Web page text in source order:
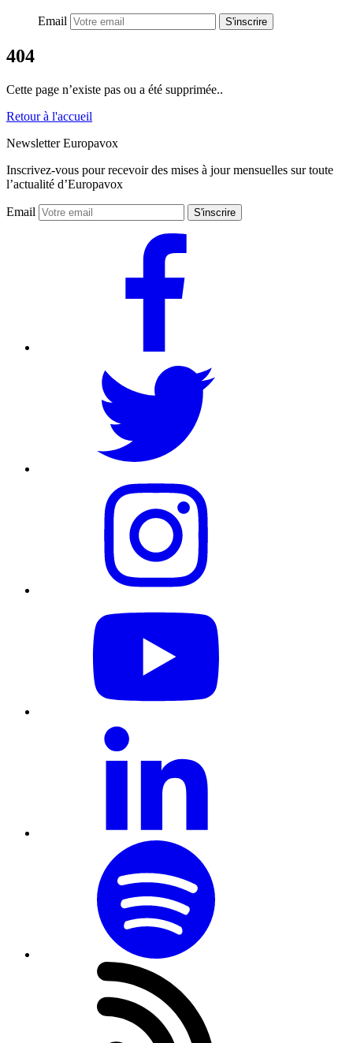
Email S'inscrire
404
Cette page n’existe pas ou a été supprimée..
Retour à l'accueil
Newsletter Europavox
Inscrivez-vous pour recevoir des mises à jour mensuelles sur toute
l’actualité d’Europavox
Email S'inscrire